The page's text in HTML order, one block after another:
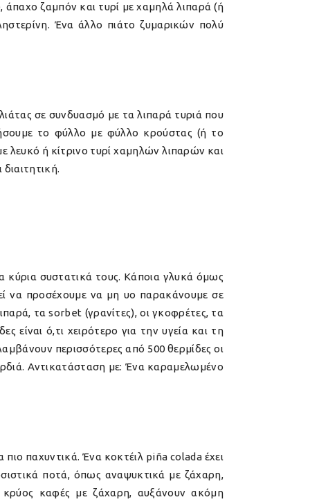
ζαμπόν και τυρί με χαμηλά λιπαρά (ή
Ένα άλλο πιάτο ζυμαρικών πολύ
σε συνδυασμό με τα λιπαρά τυριά που
το φύλλο με φύλλο κρούστας (ή το
λευκό ή κίτρινο τυρί χαμηλών λιπαρών και
κύρια συστατικά τους. Κάποια γλυκά όμως
να προσέχουμε να μη υο παρακάνουμε σε
τα sorbet (γρανίτες), οι γκοφρέτες, τα
ό,τι χειρότερο για την υγεία και τη
περισσότερες από 500 θερμίδες οι
Αντικατάσταση με: Ένα καραμελωμένο
παχυντικά. Ένα κοκτέιλ piña colada έχει
ποτά, όπως αναψυκτικά με ζάχαρη,
κρύος καφές με ζάχαρη, αυξάνουν ακόμη